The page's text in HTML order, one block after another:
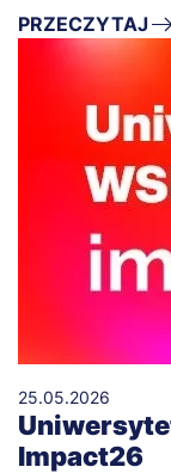
PRZECZYTAJ
25.05.2026
Impact26